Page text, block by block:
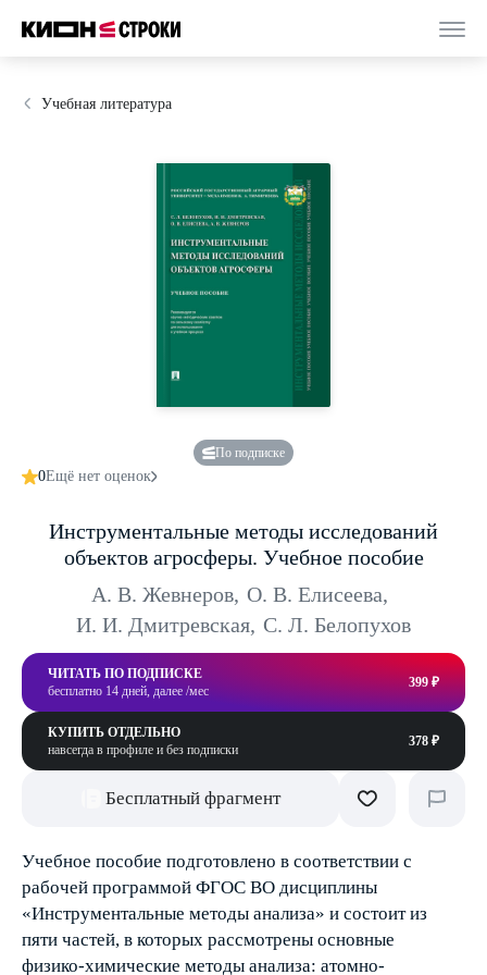
Учебная литература
По подписке
0Ещё нет оценок
Инструментальные методы исследований
объектов агросферы. Учебное пособие
А. В. Жевнеров, О. В. Елисеева,
И. И. Дмитревская, С. Л. Белопухов
ЧИТАТЬ ПО ПОДПИСКЕ
бесплатно 14 дней, далее /мес
399 ₽
КУПИТЬ ОТДЕЛЬНО
навсегда в профиле и без подписки
378 ₽
Бесплатный фрагмент
Учебное пособие подготовлено в соответствии с
рабочей программой ФГОС ВО дисциплины
«Инструментальные методы анализа» и состоит из
пяти частей, в которых рассмотрены основные
физико-химические методы анализа: атомно-